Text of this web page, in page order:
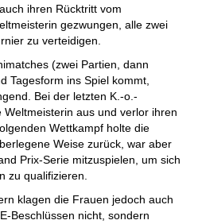
ihren Rücktritt vom
gezwungen, alle zwei
zu verteidigen.
(zwei Partien, dann
Tagesform ins Spiel kommt,
Bei der letzten K.-o.-
aus und verlor ihren
Wettkampf holte die
Weise zurück, war aber
Prix-Serie mitzuspielen, um sich
zu qualifizieren.
klagen die Frauen jedoch auch
Beschlüssen nicht, sondern